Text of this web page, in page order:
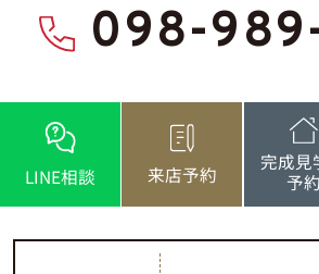
098-
LINE相談 来店予約
完成見
予約